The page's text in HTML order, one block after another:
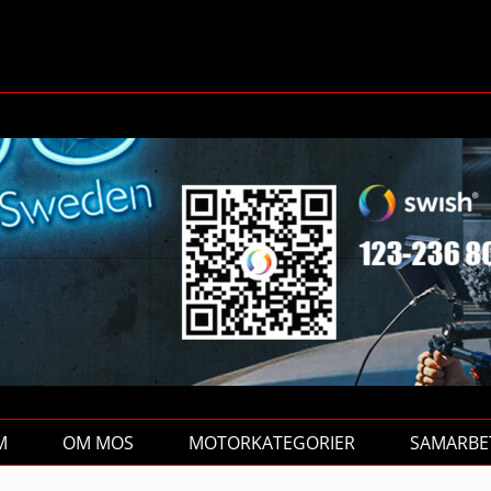
OM MOS MOTORKATEGORIER